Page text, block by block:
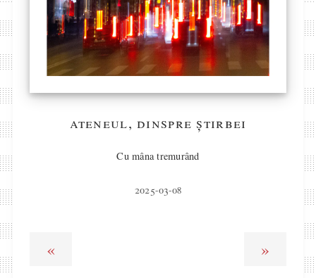
ateneul, dinspre știrbei
Cu mâna tremurând
2025-03-08
« »